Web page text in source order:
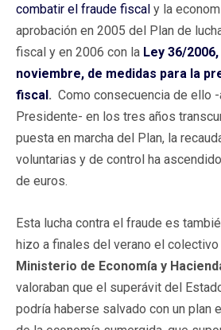
combatir el fraude fiscal y la
aprobación en 2005 del Plan de
fiscal y en 2006 con la Ley 36/
noviembre, de medidas para la
fiscal. Como consecuencia de ello
Presidente- en los tres años
puesta en marcha del Plan, la
voluntarias y de control ha
de euros.
Esta lucha contra el fraude es
hizo a finales del verano el colectivo
Ministerio de Economía y
valoraban que el superávit del
podría haberse salvado con un plan